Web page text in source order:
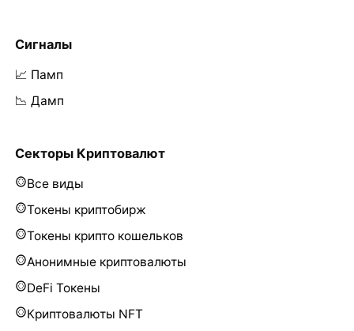
Сигналы
📈 Памп
📉 Дамп
Секторы Криптовалют
Все виды
Токены криптобирж
Токены крипто кошельков
Анонимные криптовалюты
DeFi Токены
Криптовалюты NFT